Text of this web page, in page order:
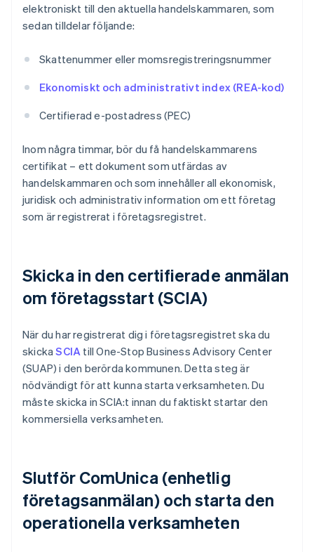
elektroniskt till den aktuella handelskammaren, som
sedan tilldelar följande:
Skattenummer eller momsregistreringsnummer
Ekonomiskt och administrativt index (REA-kod)
Certifierad e-postadress (PEC)
Inom några timmar, bör du få handelskammarens
certifikat – ett dokument som utfärdas av
handelskammaren och som innehåller all ekonomisk,
juridisk och administrativ information om ett företag
som är registrerat i företagsregistret.
Skicka in den certifierade anmälan
om företagsstart (SCIA)
När du har registrerat dig i företagsregistret ska du
skickaSCIA till One-Stop Business Advisory Center
(SUAP) i den berörda kommunen. Detta steg är
nödvändigt för att kunna starta verksamheten. Du
måste skicka in SCIA:t innan du faktiskt startar den
kommersiella verksamheten.
Slutför ComUnica (enhetlig
företagsanmälan) och starta den
operationella verksamheten